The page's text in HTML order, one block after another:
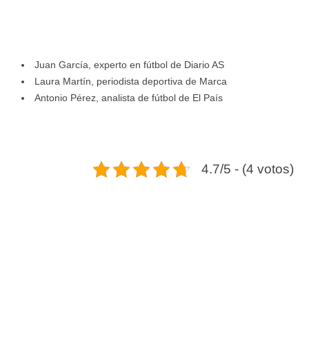
Juan García, experto en fútbol de Diario AS
Laura Martín, periodista deportiva de Marca
Antonio Pérez, analista de fútbol de El País
4.7/5 - (4 votos)